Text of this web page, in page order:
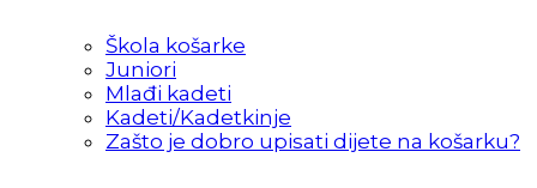
Škola košarke
Juniori
Mlađi kadeti
Kadeti/Kadetkinje
Zašto je dobro upisati dijete na košarku?